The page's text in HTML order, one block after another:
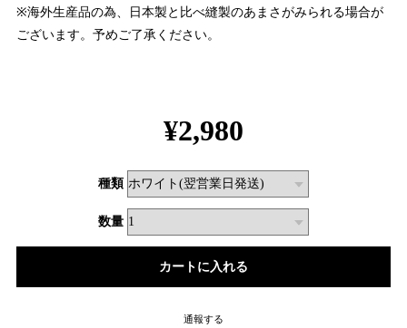
※海外生産品の為、日本製と比べ縫製のあまさがみられる場合が
ございます。予めご了承ください。
¥2,980
種類
数量
通報する